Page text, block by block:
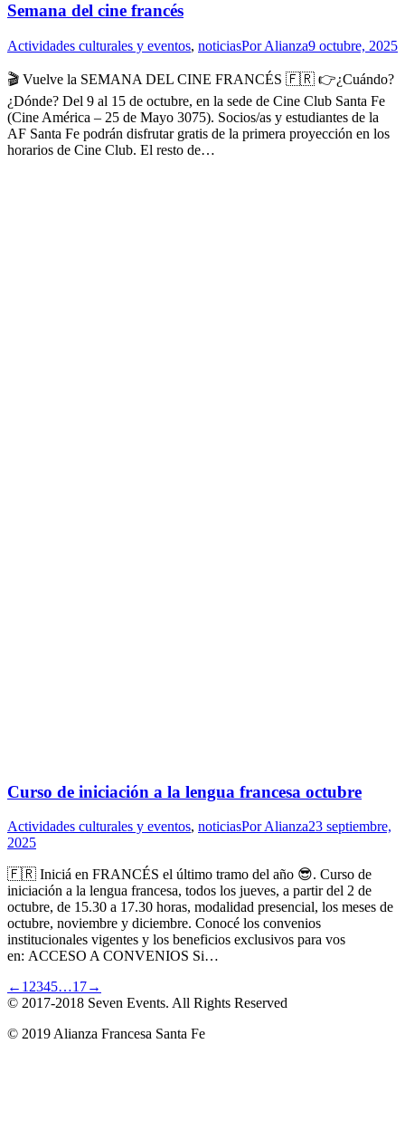
Semana del cine francés
Actividades culturales y eventos, noticiasPorAlianza9 octubre, 2025
🎬 Vuelve la SEMANA DEL CINE FRANCÉS 🇫🇷 👉¿Cuándo?
¿Dónde? Del 9 al 15 de octubre, en la sede de Cine Club Santa Fe
(Cine América – 25 de Mayo 3075). Socios/as y estudiantes de la
AF Santa Fe podrán disfrutar gratis de la primera proyección en los
horarios de Cine Club. El resto de…
Curso de iniciación a la lengua francesa octubre
Actividades culturales y eventos, noticiasPorAlianza23 septiembre,
2025
🇫🇷 Iniciá en FRANCÉS el último tramo del año 😎. Curso de
iniciación a la lengua francesa, todos los jueves, a partir del 2 de
octubre, de 15.30 a 17.30 horas, modalidad presencial, los meses de
octubre, noviembre y diciembre. Conocé los convenios
institucionales vigentes y los beneficios exclusivos para vos
en: ACCESO A CONVENIOS Si…
← 1 2345…17→
© 2017-2018 Seven Events. All Rights Reserved
© 2019 Alianza Francesa Santa Fe